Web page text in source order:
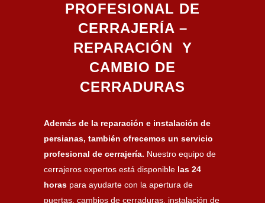
PROFESIONAL DE
CERRAJERÍA –
REPARACIÓN Y
CAMBIO DE
CERRADURAS
Además de la reparación e instalación de
persianas, también ofrecemos un servicio
profesional de cerrajería. Nuestro equipo de
cerrajeros expertos está disponible las 24
horas para ayudarte con la apertura de
puertas, cambios de cerraduras, instalación de